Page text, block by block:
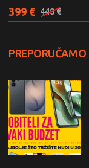
399 € 448 €
PREPORUČAMO